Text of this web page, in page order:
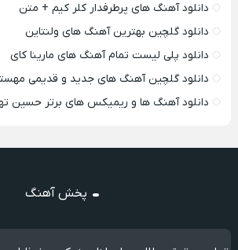
دانلود آهنگ های پرطرفدار کلر کیم + متن
دانلود گلچین بهترین آهنگ های ولنتاین
دانلود پلی لیست تمام آهنگ های مارینا کای
دانلود گلچین آهنگ های جدید و قدیمی
دانلود آهنگ ها و ریمیکس های برتر حسین تهی
پخش آهنگ